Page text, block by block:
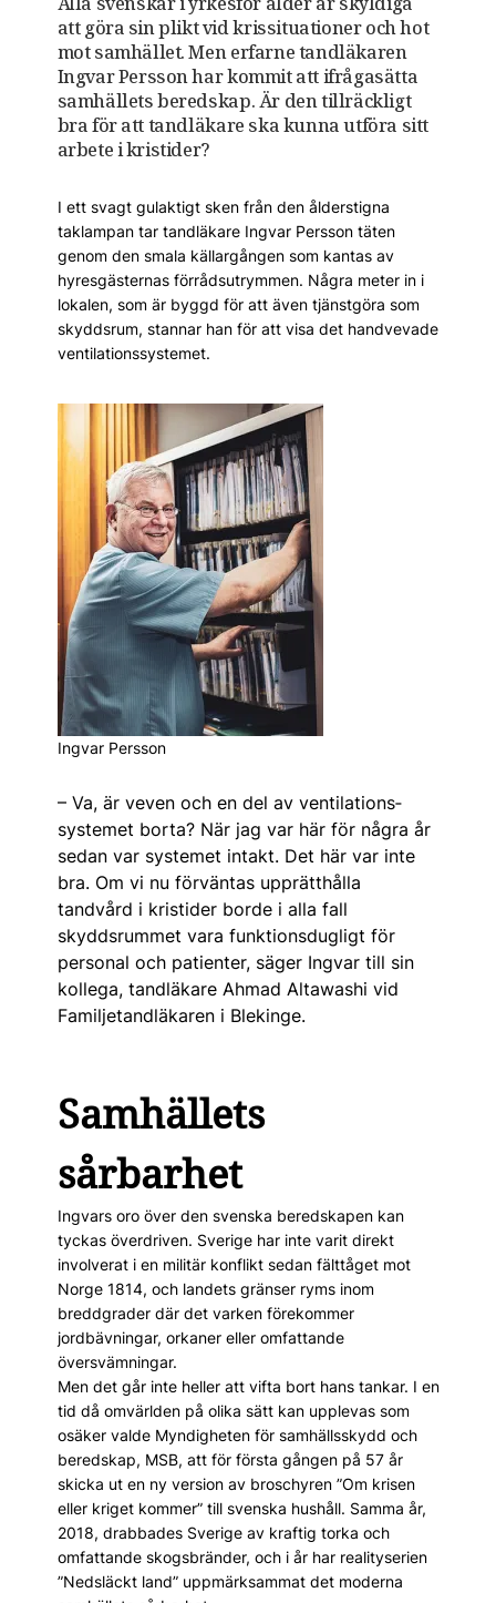
att göra sin plikt vid krissituationer och hot
mot samhället. Men erfarne tandläkaren
Ingvar Persson har ­kommit att ifrågasätta
samhällets beredskap. Är den tillräckligt
bra för att tandläkare ska kunna utföra sitt
arbete i kristider?
I ett svagt gulaktigt sken från den ålder­stigna
taklampan tar tandläkare Ingvar Persson ­täten
genom den smala källargången som kantas av
hyresgästernas förrådsutrymmen. Några meter in i
lokalen, som är byggd för att även tjänstgöra som
skyddsrum, stannar han för att visa det handvevade
ventilations­systemet.
Ingvar Persson
– Va, är veven och en del av ventilations­
systemet borta? När jag var här för några år
sedan var systemet intakt. Det här var inte
bra. Om vi nu förväntas upprätthålla
tandvård i kristider borde i alla fall
skyddsrummet vara funktionsdugligt för
personal och patienter, säger Ingvar till sin
kollega, tandläkare Ahmad Altawashi vid
Familjetandläkaren i Blekinge.
Samhällets
sårbarhet
Ingvars oro över den svenska beredskapen kan
tyckas överdriven. Sverige har inte varit direkt
involverat i en militär konflikt sedan fälttåget mot
Norge 1814, och landets gränser ryms inom
breddgrader där det varken förekommer
jordbävningar, orkaner eller omfattande
översvämningar.
Men det går inte heller att vifta bort hans tankar. I en
tid då omvärlden på olika sätt kan upplevas som
osäker valde Myndigheten för samhällsskydd och
beredskap, MSB, att för första gången på 57 år
skicka ut en ny version av broschyren ”Om krisen
eller kriget kommer” till svenska hushåll. Samma år,
2018, drabbades Sverige av kraftig torka och
omfattande skogsbränder, och i år har realityserien
”Nedsläckt land” uppmärksammat det moderna